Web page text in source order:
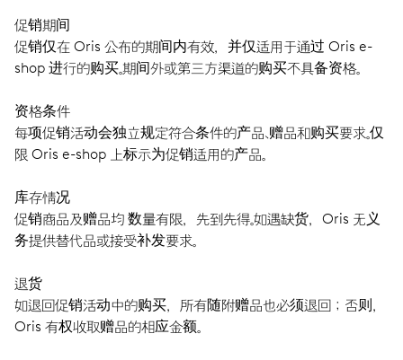
促销期间
促销仅在 Oris 公布的期间内有效，并仅适用于通过 Oris e-
shop 进行的购买。期间外或第三方渠道的购买不具备资格。
资格条件
每项促销活动会独立规定符合条件的产品、赠品和购买要求。仅
限 Oris e-shop 上标示为促销适用的产品。
库存情况
促销商品及赠品均 数量有限，先到先得。如遇缺货，Oris 无义
务提供替代品或接受补发要求。
退货
如退回促销活动中的购买，所有随附赠品也必须退回；否则，
Oris 有权收取赠品的相应金额。